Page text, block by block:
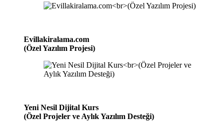
Evillakiralama.com
(Özel Yazılım Projesi)
Yeni Nesil Dijital Kurs
(Özel Projeler ve Aylık Yazılım Desteği)